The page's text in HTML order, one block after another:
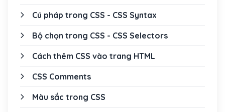
Cú pháp trong CSS - CSS Syntax
Bộ chọn trong CSS - CSS Selectors
Cách thêm CSS vào trang HTML
CSS Comments
Màu sắc trong CSS